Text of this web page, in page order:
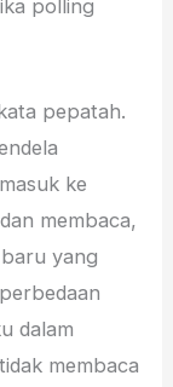
polling
pepatah.
ke
membaca,
yang
dalam
membaca